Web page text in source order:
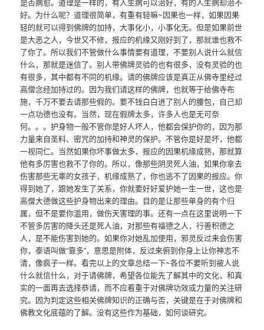
好。为什么呢？道理很简单，有重有轻嘛~因果也一样，如果因果
轻的就可以得到佛牌的加持，大事化小，小事化无。但是如果前世
是大恶之人，今世又不修，报应的机缘又刚好到了，那就谁也救不
了你了。所以我们不管做什么事情要有道理，不要别人说什么就信
什么，那就是迷信了。别人带佛牌灵验的也有很多，没有灵验的也
有很多，其中都有不同的机缘。请的佛牌应该是真正从佛寺里经过
高僧念经加持过的。因为我们请这样的佛牌，也就等于给佛寺布
施，千万不要去请那些假的。要不钱白白进了别人的腰包，自己却
一点功德也没有。当然，现在假牌太多，许多人也是无可奈
何。。。护身物一般不管你是好人坏人，他都会保护你的，因为那
力量来自圣料、密咒的加持和神灵的保护。不管你是好是坏，他都
一视同仁。当然如果你坏事做太多，报应的因果机缘成熟，那就算
他有多厉害也救不了你的。所以，像那些阴灵死人油，如果你拿去
伤害那些无辜的女孩子，机缘成熟了，你也逃不了因果的报应。你
得到她了，跟她发生了关系，你就要好好爱护她一生一世，这也是
高僧大德做这些护身物出来的理由。目的是让那些单身的有个归
属，但不是要你滥用，做伤天害理的事。还有一点在这里说明一下
不管多厉害的降头还是死人油，对那些有福德之人，行善积德之
人，是不能伤害到她的。如果你对她乱加使用，邪灵反过来会伤害
你，泰语叫做“靠多”，意思是附体，反过来俯到你身上让你神志不
清，像疯子一样。看完以上的文章总结一下~各位不要听到被人说
什么就信什么，对于请佛牌，希望各位能先了解其中的文化，和真
实的一面再去选择恭请，而不应着重于对佛牌功效或力量的关注研
究。因为判定这些相关佛牌知识的正确与否，关键是在于对佛牌和
佛教文化底蕴的了解。没有这些作为基础，如何谈研究。